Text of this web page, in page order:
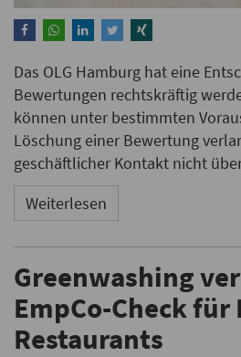
Das OLG Hamburg hat eine
Bewertungen rechtskräftig
können unter bestimmten
Löschung einer Bewertung
geschäftlicher Kontakt nicht
Weiterlesen
Greenwashing
EmpCo-Check für
Restaurants